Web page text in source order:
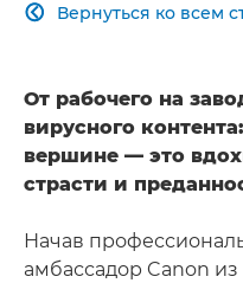
Вернуться ко всем

От рабочего на
вирусного
вершине — это
страсти и
Начав
амбассадор Canon